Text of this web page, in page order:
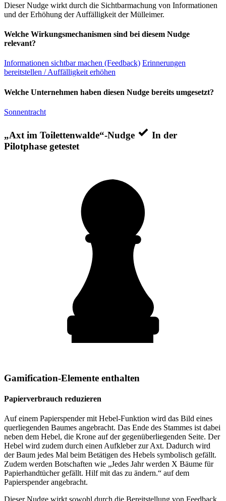
Dieser Nudge wirkt durch die Sichtbarmachung von Informationen
und der Erhöhung der Auffälligkeit der Mülleimer.
Welche Wirkungsmechanismen sind bei diesem Nudge
relevant?
Informationen sichtbar machen (Feedback) Erinnerungen
bereitstellen / Auffälligkeit erhöhen
Welche Unternehmen haben diesen Nudge bereits umgesetzt?
Sonnentracht
„Axt im Toilettenwalde“-Nudge
In der
Pilotphase getestet
Gamification-Elemente enthalten
Papierverbrauch reduzieren
Auf einem Papierspender mit Hebel-Funktion wird das Bild eines
querliegenden Baumes angebracht. Das Ende des Stammes ist dabei
neben dem Hebel, die Krone auf der gegenüberliegenden Seite. Der
Hebel wird zudem durch einen Aufkleber zur Axt. Dadurch wird
der Baum jedes Mal beim Betätigen des Hebels symbolisch gefällt.
Zudem werden Botschaften wie „Jedes Jahr werden X Bäume für
Papierhandtücher gefällt. Hilf mit das zu ändern.“ auf dem
Papierspender angebracht.
Dieser Nudge wirkt sowohl durch die Bereitstellung von Feedback